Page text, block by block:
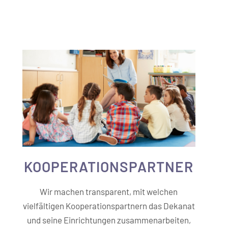
KOOPERATIONS­PARTNER
Wir machen transparent, mit welchen
vielfältigen Kooperationspartnern das Dekanat
und seine Einrichtungen zusammenarbeiten,